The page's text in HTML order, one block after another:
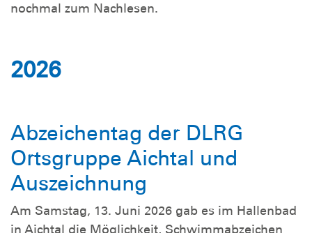
nochmal zum Nachlesen.
2026
Abzeichentag der DLRG
Ortsgruppe Aichtal und
Auszeichnung
Am Samstag, 13. Juni 2026 gab es im Hallenbad
in Aichtal die Möglichkeit, Schwimmabzeichen